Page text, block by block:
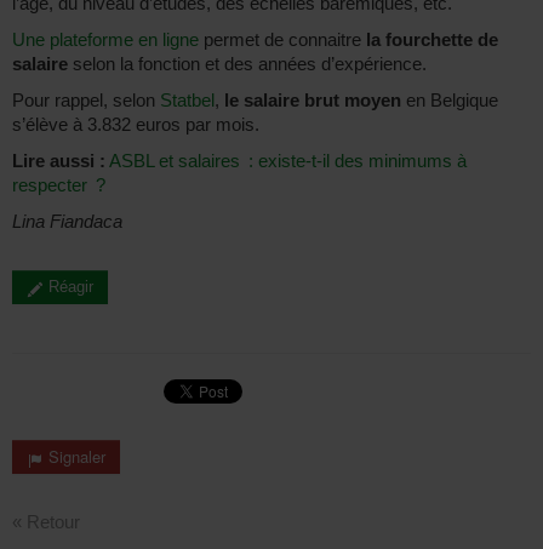
Une plateforme en ligne permet de connaitre la fourchette de
salaire selon la fonction et des années d’expérience.
Pour rappel, selon Statbel , le salaire brut moyen en Belgique
s’élève à 3.832 euros par mois.
Lire aussi : ASBL et salaires : existe-t-il des minimums à
respecter ?
Lina Fiandaca
Réagir
Signaler
« Retour